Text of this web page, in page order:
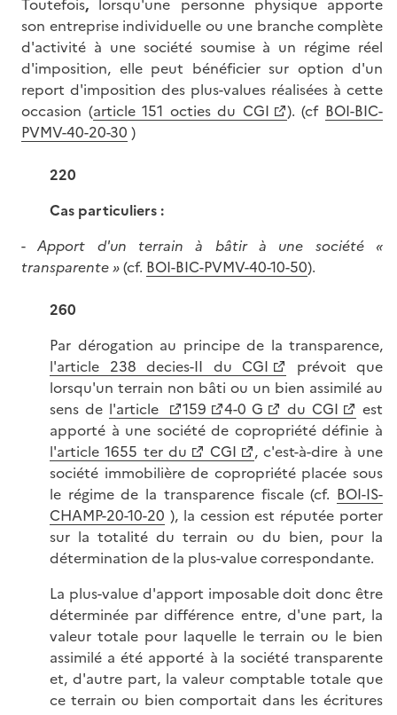
Toutefois, lorsqu'une personne physique apporte
son entreprise individuelle ou une branche complète
d'activité à une société soumise à un régime réel
d'imposition, elle peut bénéficier sur option d'un
report d'imposition des plus-values réalisées à cette
occasion (article 151 octies du CGI ). (cf BOI-BIC-
PVMV-40-20-30 )
220
Cas particuliers :
-Apport d'un terrain à bâtir à une société «
transparente »(cf. BOI-BIC-PVMV-40-10-50).
260
Par dérogation au principe de la transparence,
l'article 238 decies-II du CGI
prévoit que
lorsqu'un terrain non bâti ou un bien assimilé au
sens de l'article 159 4-0 G du CGI
est
apporté à une société de copropriété définie à
l'article 1655 ter du
CGI
, c'est-à-dire à une
société immobilière de copropriété placée sous
le régime de la transparence fiscale (cf. BOI-IS-
CHAMP-20-10-20 ), la cession est réputée porter
sur la totalité du terrain ou du bien, pour la
détermination de la plus-value correspondante.
La plus-value d'apport imposable doit donc être
déterminée par différence entre, d'une part, la
valeur totale pour laquelle le terrain ou le bien
assimilé a été apporté à la société transparente
et, d'autre part, la valeur comptable totale que
ce terrain ou bien comportait dans les écritures